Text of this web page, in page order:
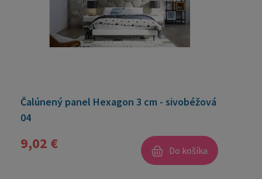
Čalúnený panel Hexagon 3 cm - sivobéžová
04
9,02 € Do košíka